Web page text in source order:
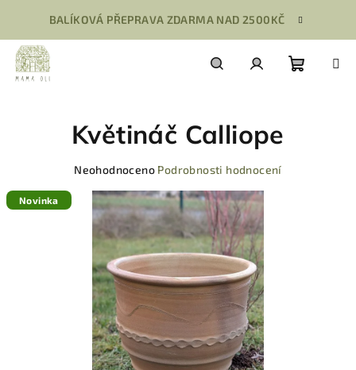
obsah
BALÍKOVÁ PŘEPRAVA ZDARMA NAD 2500KČ
Květináč Calliope
Průměrné
produktu
hvězdiček.
Neohodnoceno Podrobnosti hodnocení
Novinka